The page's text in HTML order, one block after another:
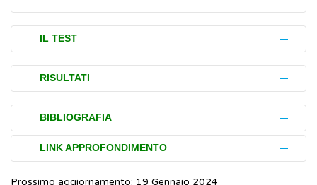
IL TEST
La spirometria è un esame (test) semplice e
veloce da eseguire che permette di misurare
la quantità di aria viene inspirata ed espirata
(cioè si fa una bel respiro e poi si espelle
bene l'aria). La buona riuscita dell’esame
RISULTATI
La spirometria misura la quantità di aria
inspirata in un secondo e il volume totale di
aria espirata in un'unica volta.
BIBLIOGRAFIA
NHS. Spirometry(Inglese)
LINK APPROFONDIMENTO
Prossimo aggiornamento: 19 Gennaio 2024